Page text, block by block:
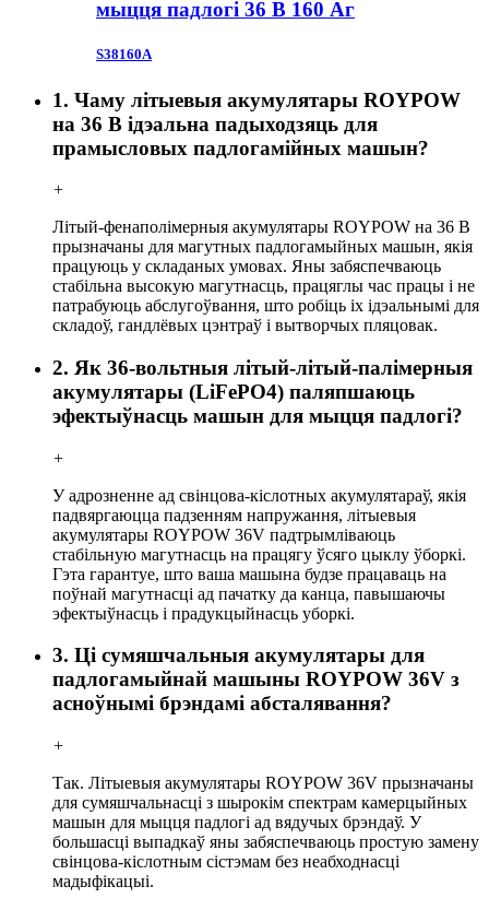
мыцця падлогі 36 В 160 Аг
S38160A
1. Чаму літыевыя акумулятары ROYPOW
на 36 В ідэальна падыходзяць для
прамысловых падлогамійных машын?
+
Літый-фенаполімерныя акумулятары ROYPOW на 36 В
прызначаны для магутных падлогамыйных машын, якія
працуюць у складаных умовах. Яны забяспечваюць
стабільна высокую магутнасць, працяглы час працы і не
патрабуюць абслугоўвання, што робіць іх ідэальнымі для
складоў, гандлёвых цэнтраў і вытворчых пляцовак.
2. Як 36-вольтныя літый-літый-палімерныя
акумулятары (LiFePO4) паляпшаюць
эфектыўнасць машын для мыцця падлогі?
+
У адрозненне ад свінцова-кіслотных акумулятараў, якія
падвяргаюцца падзенням напружання, літыевыя
акумулятары ROYPOW 36V падтрымліваюць
стабільную магутнасць на працягу ўсяго цыклу ўборкі.
Гэта гарантуе, што ваша машына будзе працаваць на
поўнай магутнасці ад пачатку да канца, павышаючы
эфектыўнасць і прадукцыйнасць уборкі.
3. Ці сумяшчальныя акумулятары для
падлогамыйнай машыны ROYPOW 36V з
асноўнымі брэндамі абсталявання?
+
Так. Літыевыя акумулятары ROYPOW 36V прызначаны
для сумяшчальнасці з шырокім спектрам камерцыйных
машын для мыцця падлогі ад вядучых брэндаў. У
большасці выпадкаў яны забяспечваюць простую замену
свінцова-кіслотным сістэмам без неабходнасці
мадыфікацыі.